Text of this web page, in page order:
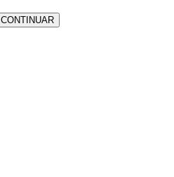
CONTINUAR